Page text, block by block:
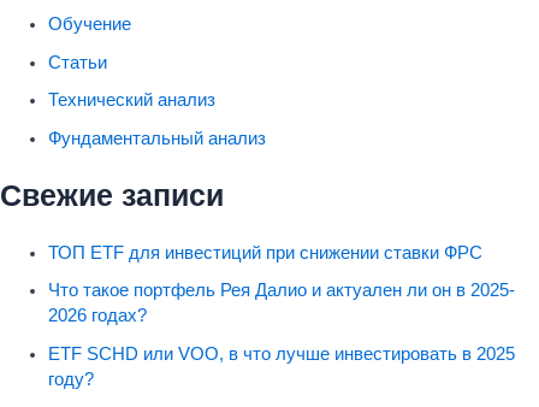
Обучение
Статьи
Технический анализ
Фундаментальный анализ
Свежие записи
ТОП ETF для инвестиций при снижении ставки ФРС
Что такое портфель Рея Далио и актуален ли он в 2025-
2026 годах?
ETF SCHD или VOO, в что лучше инвестировать в 2025
году?